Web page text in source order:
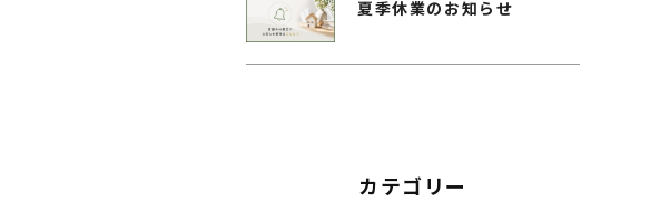
夏季休業のお知らせ
カテゴリー